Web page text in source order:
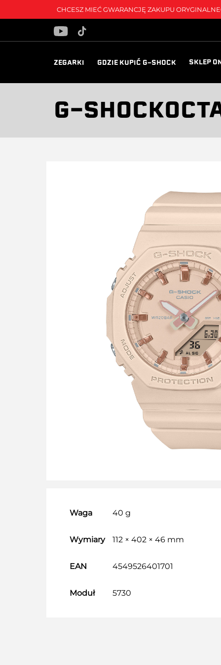
CHCESZ MIEĆ GWARANCJĘ ZAKUPU
ZEGARKI GDZIE KUPIĆ G-SHOCK SKLEP
G-
Waga 40 g
Wymiary 112 × 402 × 46 mm
EAN 4549526401701
Moduł 5730